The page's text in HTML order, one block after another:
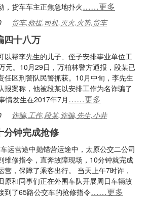
，货车车主正焦急地扑火……更多
货车,救援,司机,灭火,火势,货车
四十八万
以帮李先生的儿子、侄子安排事业单位工
元。10月29日，万柏林警方通报，段某已
任区刑警队民警抓获。10月中旬，李先生
报案称，他被段某以安排工作为名诈骗了
情发生在2017年7月 ……更多
诈骗,工作,段某,诈骗,先生,小井
分钟完成抢修
运营途中抛锚营运途中，太原公交二公司
维修指令，直奔故障现场，10分钟就完成
营，保障了乘客出行。 当天上午7时许，
原和同事们正在外围车队开展周日车辆故
到了65路公交车的抢修指令……更多